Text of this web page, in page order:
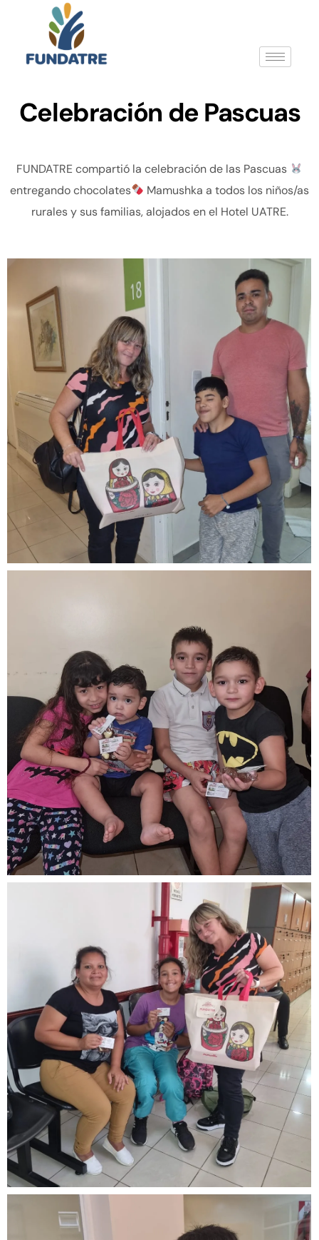
Celebración de Pascuas
FUNDATRE compartió la celebración de las Pascuas
entregando chocolates
Mamushka a todos los niños/as
rurales y sus familias, alojados en el Hotel UATRE.